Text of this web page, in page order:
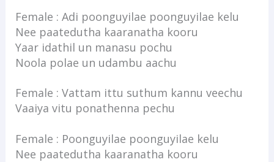
Female : Adi poonguyilae poonguyilae kelu
Nee paatedutha kaaranatha kooru
Yaar idathil un manasu pochu
Noola polae un udambu aachu
Female : Vattam ittu suthum kannu veechu
Vaaiya vitu ponathenna pechu
Female : Poonguyilae poonguyilae kelu
Nee paatedutha kaaranatha kooru